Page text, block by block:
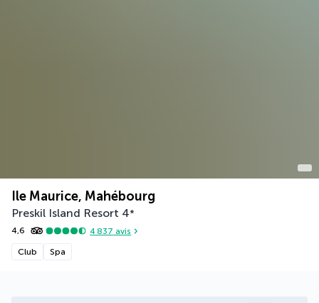
Ile Maurice, Mahébourg
Preskil Island Resort 4*
4,6 4 837 avis
Club Spa